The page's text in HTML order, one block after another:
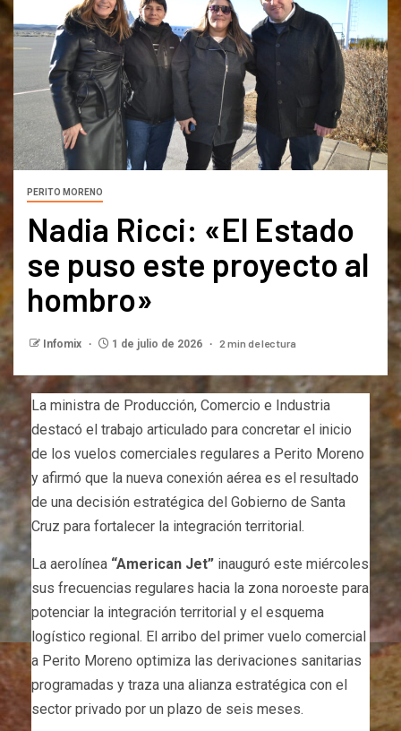
PERITO MORENO
Nadia Ricci: «El Estado
se puso este proyecto al
hombro»
Infomix 1 de julio de 2026 2 min de lectura
La ministra de Producción, Comercio e Industria
destacó el trabajo articulado para concretar el inicio
de los vuelos comerciales regulares a Perito Moreno
y afirmó que la nueva conexión aérea es el resultado
de una decisión estratégica del Gobierno de Santa
Cruz para fortalecer la integración territorial.
La aerolínea “American Jet” inauguró este miércoles
sus frecuencias regulares hacia la zona noroeste para
potenciar la integración territorial y el esquema
logístico regional. El arribo del primer vuelo comercial
a Perito Moreno optimiza las derivaciones sanitarias
programadas y traza una alianza estratégica con el
sector privado por un plazo de seis meses.